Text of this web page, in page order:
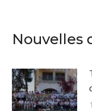
Nouvelles